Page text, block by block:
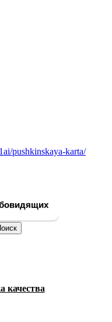
pushkinskaya-karta/
качества